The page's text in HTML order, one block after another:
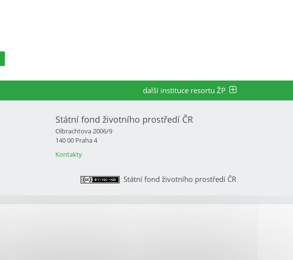
další instituce resortu ŽP
Státní fond životního prostředí ČR
Olbrachtova 2006/9
140 00 Praha 4
Kontakty
Státní fond životního prostředí ČR